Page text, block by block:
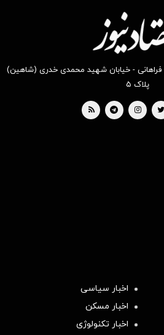
فراهانی - خیابان شهید محمدی خدری (شاهین)
پلاک ۵
اخبار سیاسی
اخبار مسکن
اخبار تکنولوژی